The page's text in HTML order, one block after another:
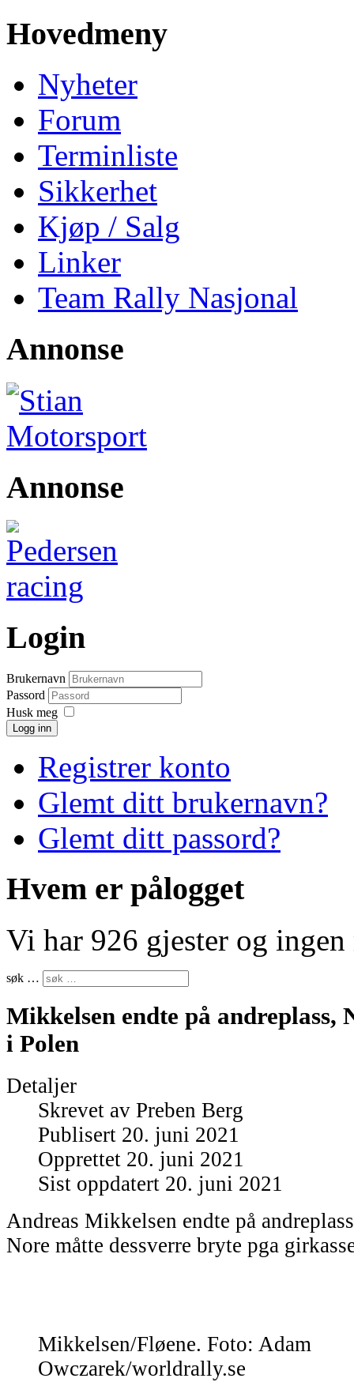
Hovedmeny
Nyheter
Forum
Terminliste
Sikkerhet
Kjøp / Salg
Linker
Team Rally Nasjonal
Annonse
Annonse
Login
Brukernavn
Passord
Husk meg
Logg inn
Registrer konto
Glemt ditt brukernavn?
Glemt ditt passord?
Hvem er pålogget
Vi har 926 gjester og ingen
søk …
Mikkelsen endte på andreplass,
i Polen
Detaljer
Skrevet av Preben Berg
Publisert 20. juni 2021
Opprettet 20. juni 2021
Sist oppdatert 20. juni 2021
Andreas Mikkelsen endte på
Nore måtte dessverre bryte pga
Mikkelsen/Fløene. Foto: Adam
Owczarek/worldrally.se